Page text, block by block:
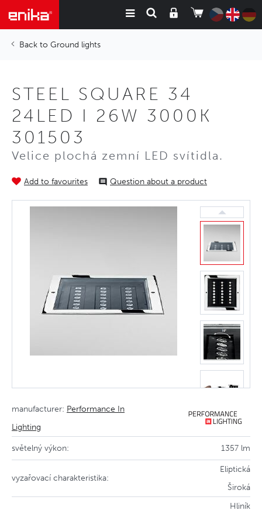
Ground lights
STEEL SQUARE 34
24LED I 26W 3000K
301503
Velice plochá zemní LED svítidla.
Add to favourites Question about a product
manufacturer: Performance In
Lighting
světelný výkon: 1357 lm
vyzařovací charakteristika:
Eliptická
Široká
Hliník